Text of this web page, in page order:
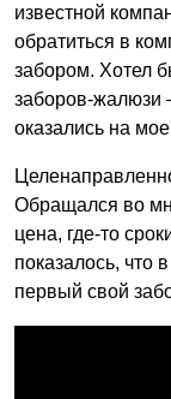
известной
обратиться в
забором. Хотел
заборов-жалюзи
оказались на
Обращался во
цена, где-то
показалось, что
первый свой